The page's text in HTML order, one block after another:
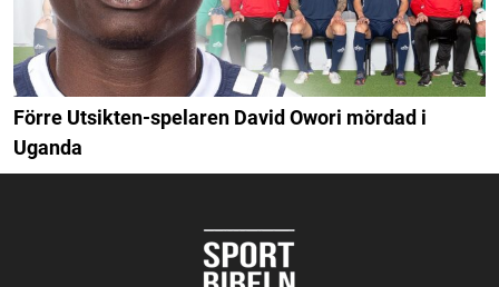
Förre Utsikten-spelaren David Owori mördad i
Uganda